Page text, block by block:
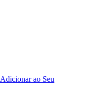
Adicionar ao Seu